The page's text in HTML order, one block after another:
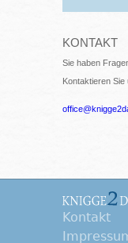
KONTAKT
Sie haben
Kontaktieren Sie
Kontakt